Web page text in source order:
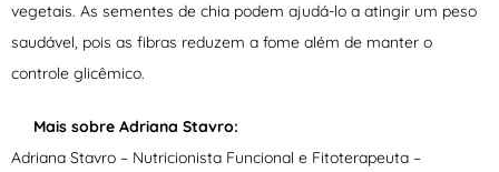
vegetais. As sementes de chia podem ajudá-lo a atingir um peso
saudável, pois as fibras reduzem a fome além de manter o
controle glicêmico.
Mais sobre Adriana Stavro:
Adriana Stavro – Nutricionista Funcional e Fitoterapeuta –